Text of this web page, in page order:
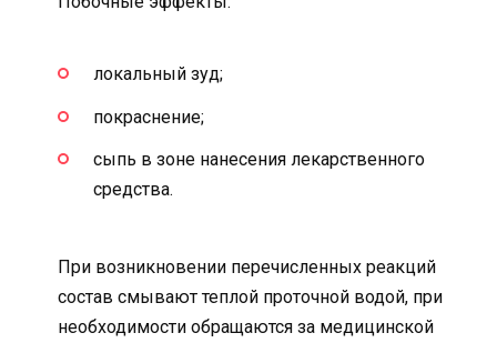
локальный зуд;
покраснение;
сыпь в зоне нанесения лекарственного
средства.
При возникновении перечисленных реакций
состав смывают теплой проточной водой, при
необходимости обращаются за медицинской